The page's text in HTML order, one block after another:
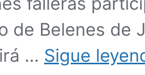
de Belenes de
… Sigue